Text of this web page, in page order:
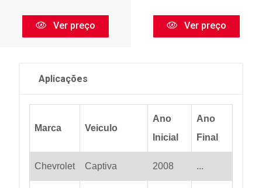
Ver preço Ver preço
Aplicações
Marca Veiculo
Ano
Inicial
Ano
Final
Chevrolet Captiva 2008 ...